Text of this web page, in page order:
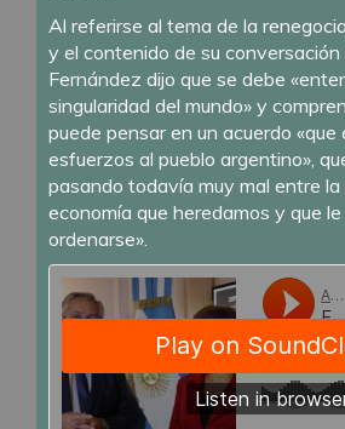
Al referirse al tema de la
y el contenido de su conversación
Fernández dijo que se debe
singularidad del mundo» y
puede pensar en un acuerdo «que
esfuerzos al pueblo argentino»,
pasando todavía muy mal entre la
economía que heredamos y que
ordenarse».